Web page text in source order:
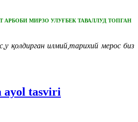
МИРЗО УЛУҒБЕК ТАВАЛЛУД ТОПГАН
қолдирган илмий,тарихий мерос биз
ayol tasviri